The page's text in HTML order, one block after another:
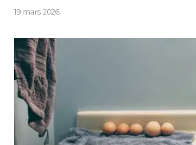
19 mars 2026